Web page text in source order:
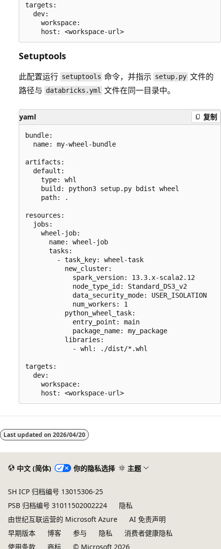
targets:
  dev:
    workspace:
Setuptools
此配置运行 setuptools 命令，并指示 setup.py 文件的
路径与 databricks.yml 文件在同一目录中。
yaml 复制
bundle:
  name: my-wheel-bundle
artifacts:
  default:
    type: whl
    build: python3 setup.py bdist wheel
    path: .
resources:
  jobs:
    wheel-job:
      name: wheel-job
      tasks:
        - task_key: wheel-task
          new_cluster:
            spark_version: 13.3.x-scala2.12
            node_type_id: Standard_DS3_v2
            data_security_mode: USER_ISOLATION
            num_workers: 1
          python_wheel_task:
            entry_point: main
            package_name: my_package
          libraries:
            - whl: ./dist/*.whl
targets:
  dev:
    workspace:
Last updated on 2026/04/20
中文 (简体) 你的隐私选择 主题
SH ICP 归档编号 13015306-25
PSB 归档编号 31011502002224
隐私
由世纪互联运营的 Microsoft Azure
AI 免责声明
早期版本
博客 参与 隐私
消费者健康隐私
使用条款
商标 © Microsoft 2026